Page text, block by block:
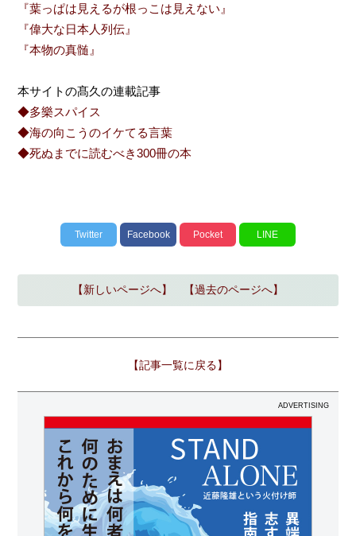
『葉っぱは見えるが根っこは見えない』
『偉大な日本人列伝』
『本物の真髄』
本サイトの髙久の連載記事
◆多樂スパイス
◆海の向こうのイケてる言葉
◆死ぬまでに読むべき300冊の本
Twitter Facebook Pocket LINE
【新しいページへ】 【過去のページへ】
【記事一覧に戻る】
ADVERTISING